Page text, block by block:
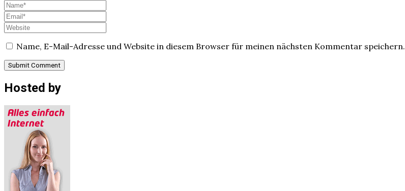
Name, E-Mail-Adresse und Website in diesem Browser für meinen nächsten Kommentar speichern.
Hosted by